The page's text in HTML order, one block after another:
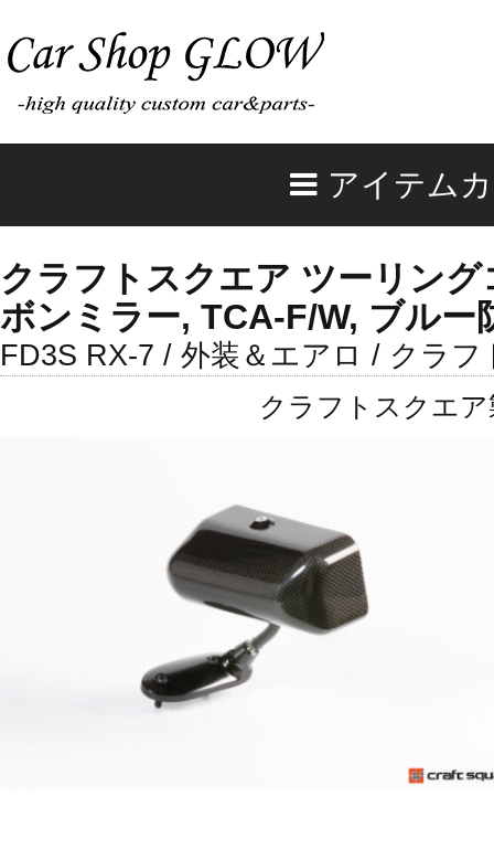
アイテム
クラフトスクエア ツーリン
ボンミラー, TCA-F/W, ブルー
FD3S RX-7 / 外装＆エアロ / クラフ
クラフトスクエ